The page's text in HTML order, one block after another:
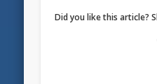
Did you like this article?